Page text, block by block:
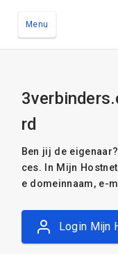
Menu
rd
Ben jij de
ces. In Mijn
e domeinnaam, e-
Login Mijn